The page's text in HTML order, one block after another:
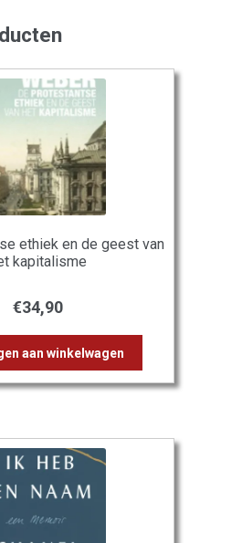
ethiek en de geest van
kapitalisme
€34,90
aan winkelwagen